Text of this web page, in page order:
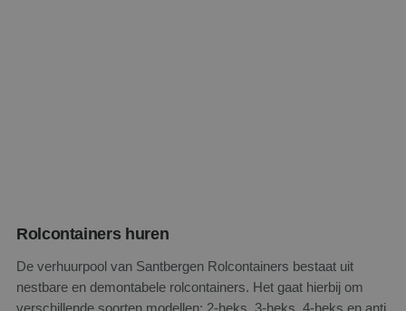
Rolcontainers huren
De verhuurpool van Santbergen Rolcontainers bestaat uit
nestbare en demontabele rolcontainers. Het gaat hierbij om